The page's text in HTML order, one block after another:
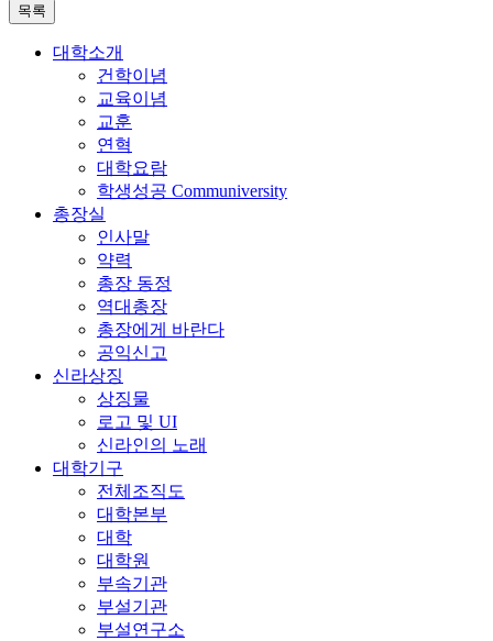
목록
대학소개
건학이념
교육이념
교훈
연혁
대학요람
학생성공 Communiversity
총장실
인사말
약력
총장 동정
역대총장
총장에게 바란다
공익신고
신라상징
상징물
로고 및 UI
신라인의 노래
대학기구
전체조직도
대학본부
대학
대학원
부속기관
부설기관
부설연구소